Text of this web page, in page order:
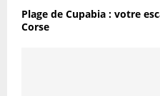
Plage de Cupabia : votre
Corse